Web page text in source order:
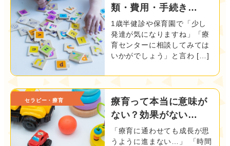
類・費用・手続き…
1歳半健診や保育園で「少し
発達が気になりますね」「療
育センターに相談してみては
いかがでしょう」と言わ […]
セラピー・療育
療育って本当に意味が
ない？効果がない…
「療育に通わせても成長が思
うように進まない…」 「時間